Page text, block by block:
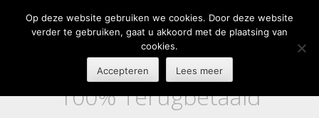
100% Terugbetaald
Op deze website gebruiken we cookies. Door deze website
verder te gebruiken, gaat u akkoord met de plaatsing van
cookies.
Accepteren Lees meer